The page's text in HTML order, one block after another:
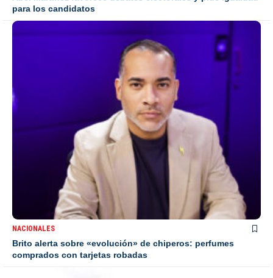
para los candidatos
NACIONALES
Brito alerta sobre «evolución» de chiperos: perfumes
comprados con tarjetas robadas